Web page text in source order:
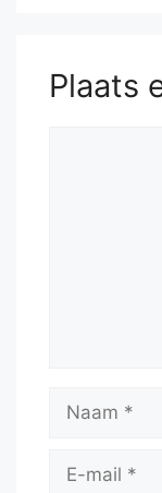
Plaats
Naam